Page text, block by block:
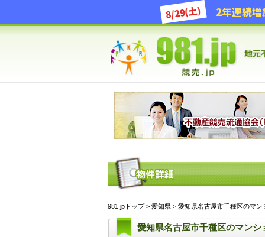
8/29(土)
981.jpトップ> 愛知県 > 愛知県名古屋市千種区のマ
愛知県名古屋市千種区のマンシ